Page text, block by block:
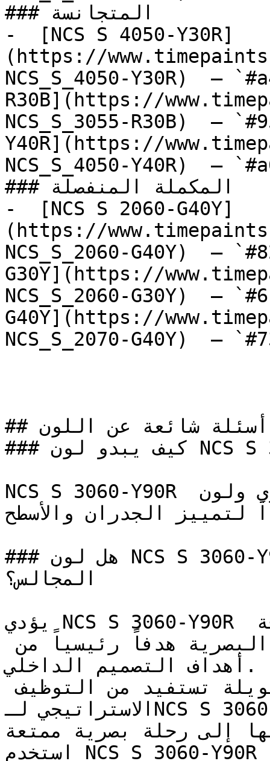
### المتجانسة
-  [NCS S 4050-Y30R]
(https://
NCS_S_4050-Y30R)  —
R30B](https://
NCS_S_3055-R30B)  —
Y40R](https://
NCS_S_4050-Y40R)  —
### المكملة المنفصلة
-  [NCS S 2060-G40Y]
(https://
NCS_S_2060-G40Y)  —
G30Y](https://
NCS_S_2060-G30Y)  —
G40Y](https://
NCS_S_2070-G40Y)  —
## أسئلة شائعة عن اللون
### كيف يبدو لون NCS S 3060-Y90R على جدران المنزل؟
NCS S 3060-Y90R أحمر جريء ومتوسط بحضور قوي ولون
الجدران والأسطح.
### هل لون NCS S 3060-Y90R مناسب لغرف النوم أو
المجالس؟
يؤدي NCS S 3060-Y90R دوره بامتياز في قطاع الضيافة
والمطاعم، حيث تعتبر الحيوية البصرية هدفاً رئيسياً من
أهداف التصميم الداخلي.
مناطق السلالم والممرات الطويلة تستفيد من التوظيف
الاستراتيجي لـNCS S 3060-Y90R — مما يحول المرور
إلى رحلة بصرية ممتعة.
استخدم NCS S 3060-Y90R في الغرف المدمجة ذات الإضاءة